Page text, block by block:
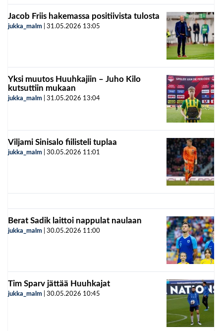
Jacob Friis hakemassa positiivista tulosta
jukka_malm 31.05.2026 13:05
Yksi muutos Huuhkajiin – Juho Kilo
kutsuttiin mukaan
jukka_malm 31.05.2026 13:04
Viljami Sinisalo fiilisteli tuplaa
jukka_malm 30.05.2026 11:01
Berat Sadik laittoi nappulat naulaan
jukka_malm 30.05.2026 11:00
Tim Sparv jättää Huuhkajat
jukka_malm 30.05.2026 10:45